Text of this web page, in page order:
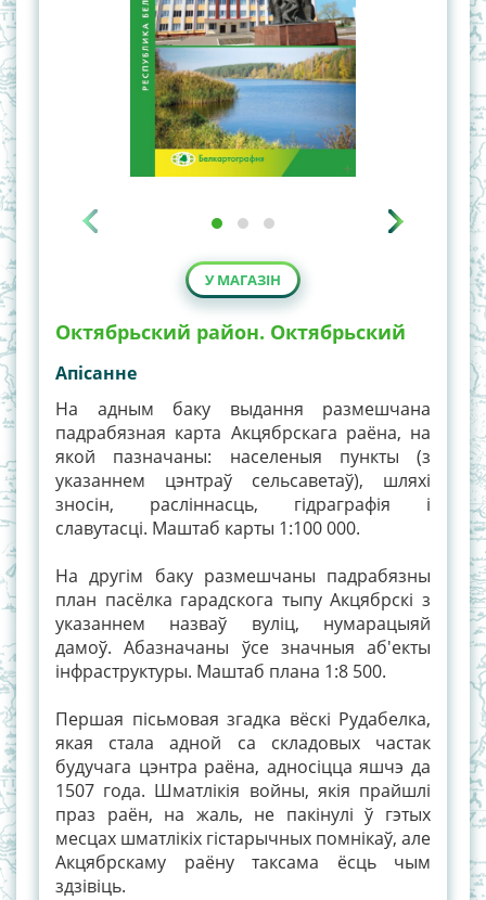
У МАГАЗІН
Октябрьский район. Октябрьский
Апiсанне
На адным баку выдання размешчана
падрабязная карта Акцябрскага раёна, на
якой пазначаны: населеныя пункты (з
указаннем цэнтраў сельсаветаў), шляхі
зносін, расліннасць, гідраграфія і
славутасці. Маштаб карты 1:100 000.
На другім баку размешчаны падрабязны
план пасёлка гарадскога тыпу Акцябрскі з
указаннем назваў вуліц, нумарацыяй
дамоў. Абазначаны ўсе значныя аб'екты
інфраструктуры. Маштаб плана 1:8 500.
Першая пісьмовая згадка вёскі Рудабелка,
якая стала адной са складовых частак
будучага цэнтра раёна, адносіцца яшчэ да
1507 года. Шматлікія войны, якія прайшлі
праз раён, на жаль, не пакінулі ў гэтых
месцах шматлікіх гістарычных помнікаў, але
Акцябрскаму раёну таксама ёсць чым
здзівіць.